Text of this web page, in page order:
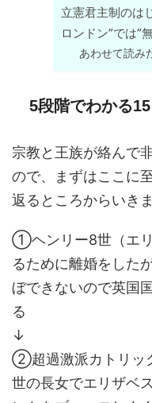
立憲君主制のは
ロンドン”では”
あわせて読み
5段階でわかる
宗教と王族が絡んで
ので、まずはここに
返るところからいき
①ヘンリー8世（エ
るために離婚をした
ぼできないので英国
る
↓
②超過激派カトリッ
世の長女でエリザベ